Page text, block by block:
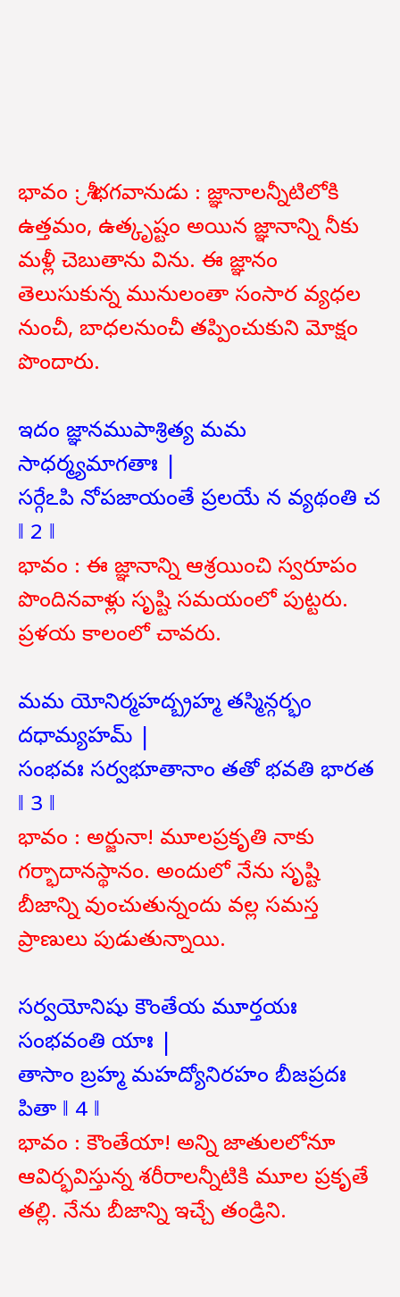
భావం : శ్రీ భగవానుడు : జ్ఞానాలన్నీటిలోకి
ఉత్తమం, ఉత్కృష్టం అయిన జ్ఞానాన్ని నీకు
మళ్లీ చెబుతాను విను. ఈ జ్ఞానం
తెలుసుకున్న మునులంతా సంసార వ్యధల
నుంచీ, బాధలనుంచీ తప్పించుకుని మోక్షం
పొందారు.
ఇదం జ్ఞానముపాశ్రిత్య మమ
సాధర్మ్యమాగతాః |
సర్గేఽపి నోపజాయంతే ప్రలయే న వ్యథంతి చ
‖ 2 ‖
భావం : ఈ జ్ఞానాన్ని ఆశ్రయించి స్వరూపం
పొందినవాళ్లు సృష్టి సమయంలో పుట్టరు.
ప్రళయ కాలంలో చావరు.
మమ యోనిర్మహద్బ్రహ్మ తస్మిన్గర్భం
దధామ్యహమ్ |
సంభవః సర్వభూతానాం తతో భవతి భారత
‖ 3 ‖
భావం : అర్జునా! మూలప్రకృతి నాకు
గర్భాదానస్థానం. అందులో నేను సృష్టి
బీజాన్ని వుంచుతున్నందు వల్ల సమస్త
ప్రాణులు పుడుతున్నాయి.
సర్వయోనిషు కౌంతేయ మూర్తయః
సంభవంతి యాః |
తాసాం బ్రహ్మ మహద్యోనిరహం బీజప్రదః
పితా ‖ 4 ‖
భావం : కౌంతేయా! అన్ని జాతులలోనూ
ఆవిర్భవిస్తున్న శరీరాలన్నీటికి మూల ప్రకృతే
తల్లి. నేను బీజాన్ని ఇచ్చే తండ్రిని.